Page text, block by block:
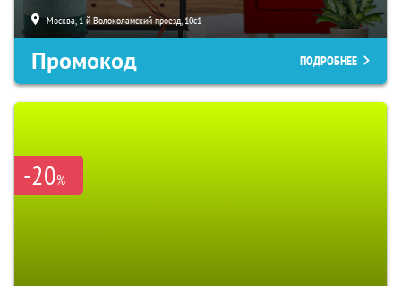
Москва, 1-й Волоколамский проезд, 10с1
Промокод ПОДРОБНЕЕ
-20%